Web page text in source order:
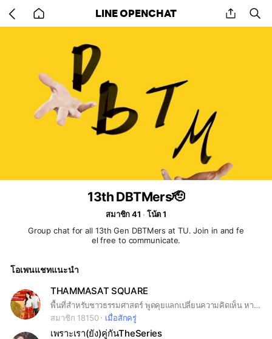
back
to
LINE OPENCHAT share
13th DBTMers🫡
สมาชิก 41
โน้ต 1
Group chat for all 13th Gen DBTMers at TU. Join in and fe
el free to communicate.
โอเพนแชทแนะนำ
THAMMASAT SQUARE
พื้นที่สำหรับชาวธรรมศาสตร์ พูดคุยแลกเปลี่ยนความคิดเห็น หางานพิเศษ คุยประเด็นต่างๆ แจ้งข่าวสารสำคัญ หาเพื่อน #ธรรมศาสตร์ #ประเทศรังสิต
สมาชิก 18150
เมื่อสักครู่
เพราะเรา(ยัง)คู่กันTheSeries